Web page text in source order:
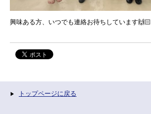
興味ある方、いつでも連絡お待ちしています🙌🏻
トップページに戻る